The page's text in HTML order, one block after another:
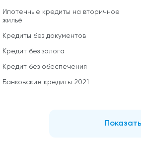
Ипотечные кредиты на вторичное
жильё
Кредиты без документов
Кредит без залога
Кредит без обеспечения
Банковские кредиты 2021